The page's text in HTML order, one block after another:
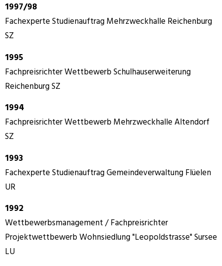
1997/98
Fachexperte Studienauftrag Mehrzweckhalle Reichenburg
SZ
1995
Fachpreisrichter Wettbewerb Schulhauserweiterung
Reichenburg SZ
1994
Fachpreisrichter Wettbewerb Mehrzweckhalle Altendorf
SZ
1993
Fachexperte Studienauftrag Gemeindeverwaltung Flüelen
UR
1992
Wettbewerbsmanagement / Fachpreisrichter
Projektwettbewerb Wohnsiedlung "Leopoldstrasse" Sursee
LU